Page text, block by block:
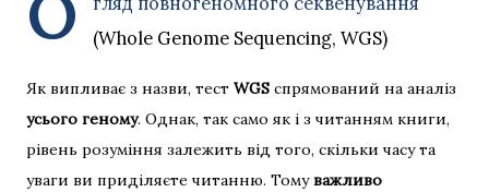
О
(Whole Genome Sequencing, WGS)
Як випливає з назви, тест WGS спрямований на аналіз
усього геному. Однак, так само як і з читанням книги,
рівень розуміння залежить від того, скільки часу та
уваги ви приділяєте читанню. Томуважливо